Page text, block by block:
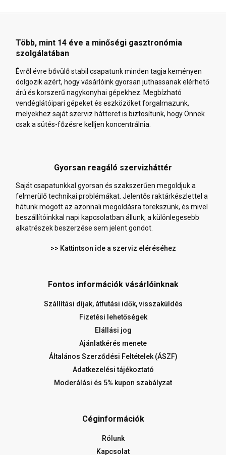
Több, mint 14 éve a minőségi gasztronómia
szolgálatában
Évről évre bővülő stabil csapatunk minden tagja keményen
dolgozik azért, hogy vásárlóink gyorsan juthassanak elérhető
árú és korszerű nagykonyhai gépekhez. Megbízható
vendéglátóipari gépeket és eszközöket forgalmazunk,
melyekhez saját szerviz hátteret is biztosítunk, hogy Önnek
csak a sütés-főzésre kelljen koncentrálnia.
Gyorsan reagáló szervizháttér
Saját csapatunkkal gyorsan és szakszerűen megoldjuk a
felmerülő technikai problémákat. Jelentős raktárkészlettel a
hátunk mögött az azonnali megoldásra törekszünk, és mivel
beszállítóinkkal napi kapcsolatban állunk, a különlegesebb
alkatrészek beszerzése sem jelent gondot.
>> Kattintson ide a szerviz eléréséhez
Fontos információk vásárlóinknak
Szállítási díjak, átfutási idők, visszaküldés
Fizetési lehetőségek
Elállási jog
Ajánlatkérés menete
Általános Szerződési Feltételek (ÁSZF)
Adatkezelési tájékoztató
Moderálási és 5% kupon szabályzat
Céginformációk
Rólunk
Kapcsolat